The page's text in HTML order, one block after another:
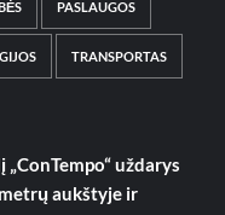
PASLAUGOS
TRANSPORTAS
uždarys
aukštyje ir